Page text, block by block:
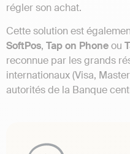
régler son achat.
Cette solution est
SoftPos, Tap on Phoneou
reconnue par les grands
internationaux (Visa,
autorités de la Banque